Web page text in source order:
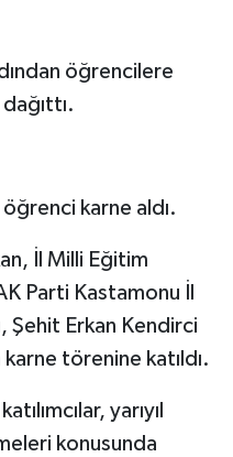
öğrencilere
karne aldı.
İl Milli Eğitim
Parti Kastamonu İl
Şehit Erkan Kendirci
törenine katıldı.
yarıyıl
konusunda